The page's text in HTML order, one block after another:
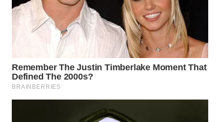
WN
DANAU
WN
NIAS
WN